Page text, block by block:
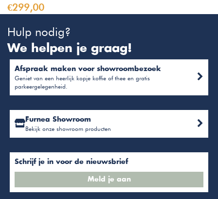
€299,00
Hulp nodig?
We helpen je graag!
Afspraak maken voor showroombezoek
Geniet van een heerlijk kopje koffie of thee en gratis
parkeergelegenheid.
Furnea Showroom
Bekijk onze showroom producten
Schrijf je in voor de nieuwsbrief
Meld je aan